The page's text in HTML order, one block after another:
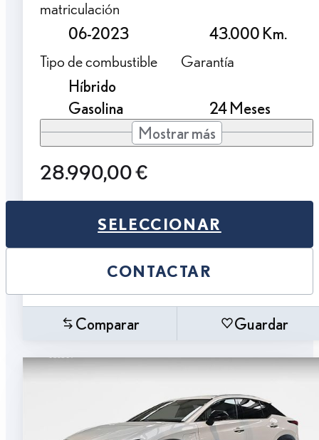
matriculación
06-2023
43.000 Km.
Tipo de combustible
Híbrido
Gasolina
Garantía
24 Meses
Mostrar más
28.990,00 €
SELECCIONAR
CONTACTAR
Comparar Guardar